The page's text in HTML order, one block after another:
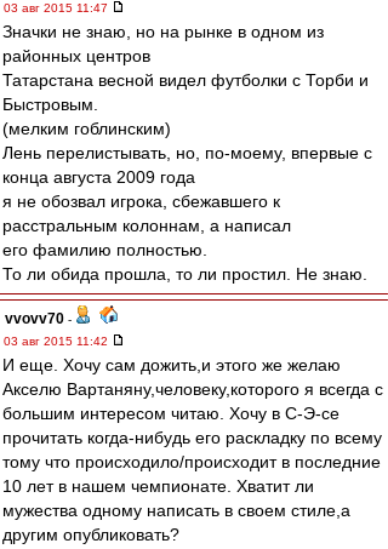
03 авг 2015 11:47
Значки не знаю, но на рынке в одном из
районных центров
Татарстана весной видел футболки с Торби и
Быстровым.
(мелким гоблинским)
Лень перелистывать, но, по-моему, впервые с
конца августа 2009 года
я не обозвал игрока, сбежавшего к
расстральным колоннам, а написал
его фамилию полностью.
То ли обида прошла, то ли простил. Не знаю.
vvovv70 -
03 авг 2015 11:42
И еще. Хочу сам дожить,и этого же желаю
Акселю Вартаняну,человеку,которого я всегда с
большим интересом читаю. Хочу в С-Э-се
прочитать когда-нибудь его раскладку по всему
тому что происходило/происходит в последние
10 лет в нашем чемпионате. Хватит ли
мужества одному написать в своем стиле,а
другим опубликовать?